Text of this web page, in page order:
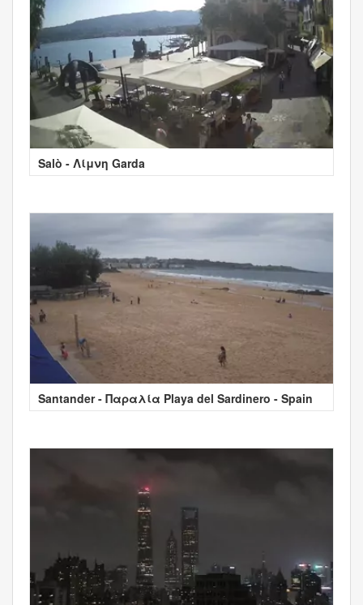
Salò - Λίμνη Garda
Santander - Παραλία Playa del Sardinero - Spain